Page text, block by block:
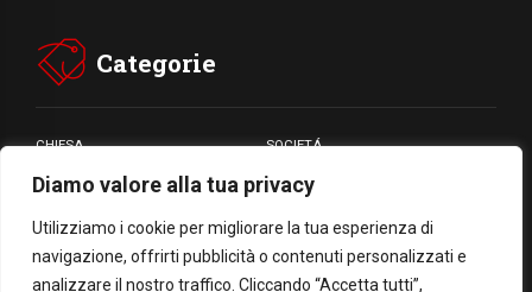
Diamo valore alla tua privacy
Utilizziamo i cookie per migliorare la tua esperienza di
navigazione, offrirti pubblicità o contenuti personalizzati e
analizzare il nostro traffico. Cliccando “Accetta tutti”,
Categorie
CHIESA SOCIETÁ
CARITÁ GIUBILEO
CULTURA MEDIA